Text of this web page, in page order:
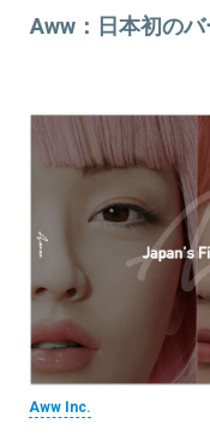
Aww：日本初の
Aww Inc.